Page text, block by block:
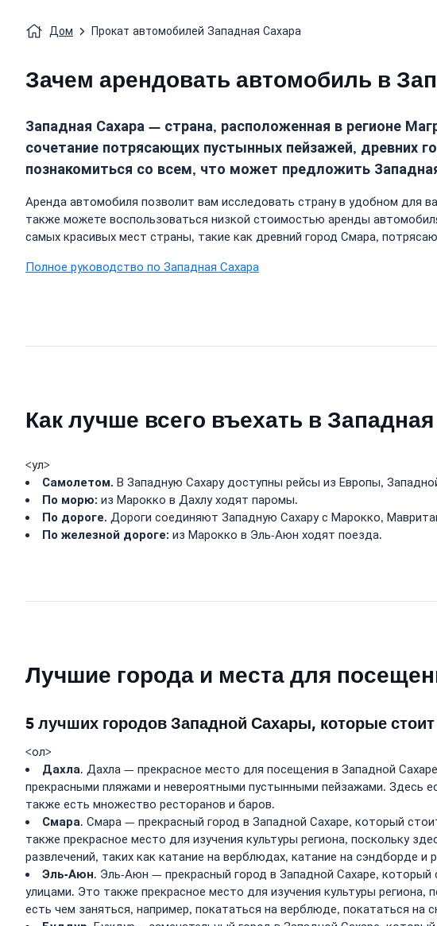
Дом Прокат автомобилей Западная Сахара
Зачем арендовать автомобиль в
Западная Сахара — страна, расположенная в регионе
сочетание потрясающих пустынных пейзажей, древних
познакомиться со всем, что может предложить
Аренда автомобиля позволит вам исследовать страну в удобном для
также можете воспользоваться низкой стоимостью аренды
самых красивых мест страны, такие как древний город Смара,
Полное руководство по Западная Сахара
Как лучше всего въехать в
<ул>
Самолетом. В Западную Сахару доступны рейсы из Европы,
По морю: из Марокко в Дахлу ходят паромы.
По дороге. Дороги соединяют Западную Сахару с Марокко,
По железной дороге: из Марокко в Эль-Аюн ходят поезда.
Лучшие города и места для
5 лучших городов Западной Сахары, которые стоит
<ол>
Дахла. Дахла — прекрасное место для посещения в Западной
прекрасными пляжами и невероятными пустынными пейзажами. Здесь
также есть множество ресторанов и баров.
Смара. Смара — прекрасный город в Западной Сахаре, который
также прекрасное место для изучения культуры региона, поскольку
развлечений, таких как катание на верблюдах, катание на сэндборде и
Эль-Аюн. Эль-Аюн — прекрасный город в Западной Сахаре,
улицами. Это также прекрасное место для изучения культуры
есть чем заняться, например, покататься на верблюде, покататься на